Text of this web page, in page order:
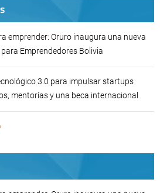
emprender: Oruro inaugura una nueva
Emprendedores Bolivia
3.0 para impulsar startups
mentorías y una beca internacional